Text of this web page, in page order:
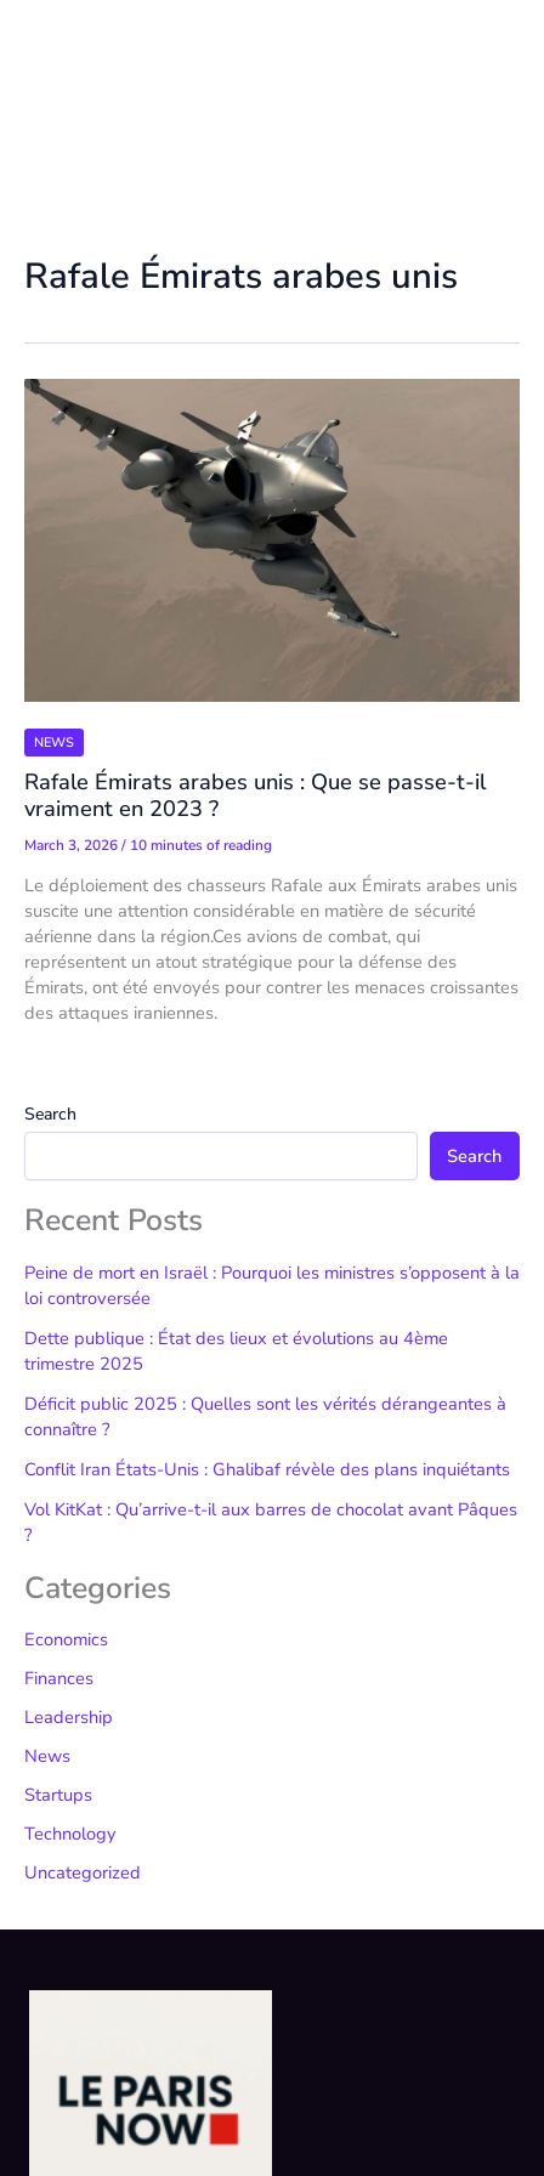
Rafale Émirats arabes unis
NEWS
Rafale Émirats arabes unis : Que se passe-t-il
vraiment en 2023 ?
March 3, 2026/ 10 minutes of reading
Le déploiement des chasseurs Rafale aux Émirats arabes unis
suscite une attention considérable en matière de sécurité
aérienne dans la région.Ces avions de combat, qui
représentent un atout stratégique pour la défense des
Émirats, ont été envoyés pour contrer les menaces croissantes
des attaques iraniennes.
Search
Search
Recent Posts
Peine de mort en Israël : Pourquoi les ministres s’opposent à la
loi controversée
Dette publique : État des lieux et évolutions au 4ème
trimestre 2025
Déficit public 2025 : Quelles sont les vérités dérangeantes à
connaître ?
Conflit Iran États-Unis : Ghalibaf révèle des plans inquiétants
Vol KitKat : Qu’arrive-t-il aux barres de chocolat avant Pâques
?
Categories
Economics
Finances
Leadership
News
Startups
Technology
Uncategorized